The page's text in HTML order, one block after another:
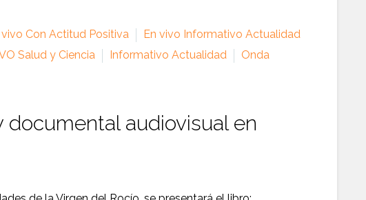
vivo Con Actitud Positiva
En vivo Informativo Actualidad
Salud y Ciencia Informativo Actualidad
Onda
audiovisual en